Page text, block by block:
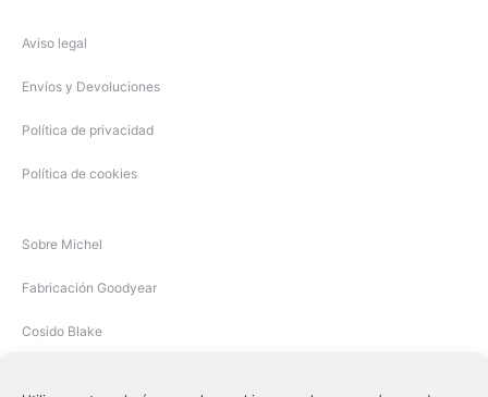
Aviso legal
Envíos y Devoluciones
Política de privacidad
Política de cookies
Sobre Michel
Fabricación Goodyear
Cosido Blake